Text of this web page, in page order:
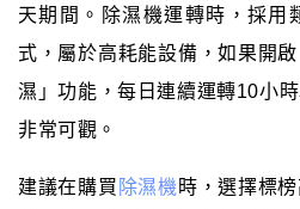
天期間。除濕機運轉時，採用
式，屬於高耗能設備，如果開
濕」功能，每日連續運轉10小
非常可觀。
建議在購買 除濕機 時，選擇標